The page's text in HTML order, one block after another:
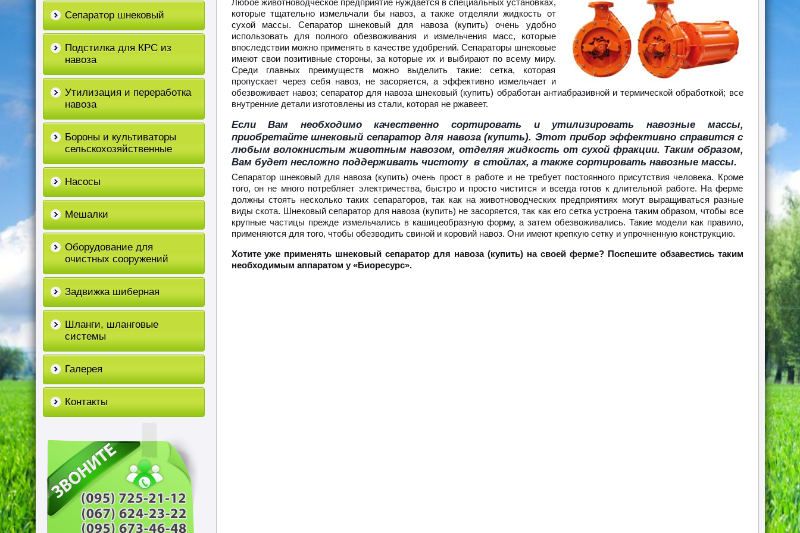
Сепаратор шнековый
Подстилка для КРС из
навоза
Утилизация и переработка
навоза
Бороны и культиваторы
сельскохозяйственные
Насосы
Мешалки
Оборудование для
очистных сооружений
Задвижка шиберная
Шланги, шланговые
системы
Галерея
Контакты
Любое животноводческое предприятие нуждается в специальных установках,
которые тщательно измельчали бы навоз, а также отделяли жидкость от
сухой массы. Сепаратор шнековый для навоза (купить) очень удобно
использовать для полного обезвоживания и измельчения масс, которые
впоследствии можно применять в качестве удобрений. Сепараторы шнековые
имеют свои позитивные стороны, за которые их и выбирают по всему миру.
Среди главных преимуществ можно выделить такие: сетка, которая
пропускает через себя навоз, не засоряется, а эффективно измельчает и
обезвоживает навоз; сепаратор для навоза шнековый (купить) обработан антиабразивной и термической обработкой; все
внутренние детали изготовлены из стали, которая не ржавеет.
Если Вам необходимо качественно сортировать и утилизировать навозные массы,
приобретайте шнековый сепаратор для навоза (купить). Этот прибор эффективно справится с
любым волокнистым животным навозом, отделяя жидкость от сухой фракции. Таким образом,
Вам будет несложно поддерживать чистоту в стойлах, а также сортировать навозные массы.
Сепаратор шнековый для навоза (купить) очень прост в работе и не требует постоянного присутствия человека. Кроме
того, он не много потребляет электричества, быстро и просто чистится и всегда готов к длительной работе. На ферме
должны стоять несколько таких сепараторов, так как на животноводческих предприятиях могут выращиваться разные
виды скота. Шнековый сепаратор для навоза (купить) не засоряется, так как его сетка устроена таким образом, чтобы все
крупные частицы прежде измельчались в кашицеобразную форму, а затем обезвоживались. Такие модели как правило,
применяются для того, чтобы обезводить свиной и коровий навоз. Они имеют крепкую сетку и упрочненную конструкцию.
Хотите уже применять шнековый сепаратор для навоза (купить) на своей ферме? Поспешите обзавестись таким
необходимым аппаратом у «Биоресурс».